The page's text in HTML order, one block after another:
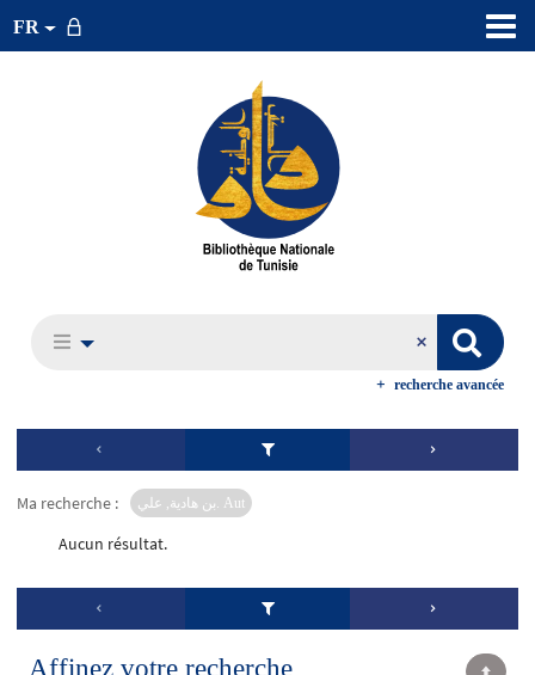
FR
recherche avancée
Ma recherche : بن هادية, علي. Aut
Aucun résultat.
Affinez votre recherche